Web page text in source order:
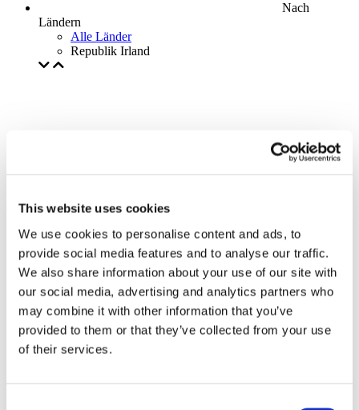
This website uses cookies
We use cookies to personalise content and ads, to
provide social media features and to analyse our traffic.
We also share information about your use of our site with
our social media, advertising and analytics partners who
may combine it with other information that you’ve
provided to them or that they’ve collected from your use
of their services.
Nach
Ländern
Alle Länder
Republik Irland